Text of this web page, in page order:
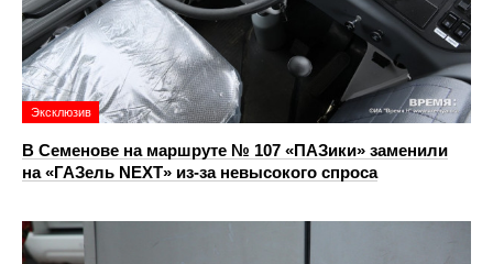
Эксклюзив
В Семенове на маршруте № 107 «ПАЗики» заменили
на «ГАЗель NEXT» из‑за невысокого спроса